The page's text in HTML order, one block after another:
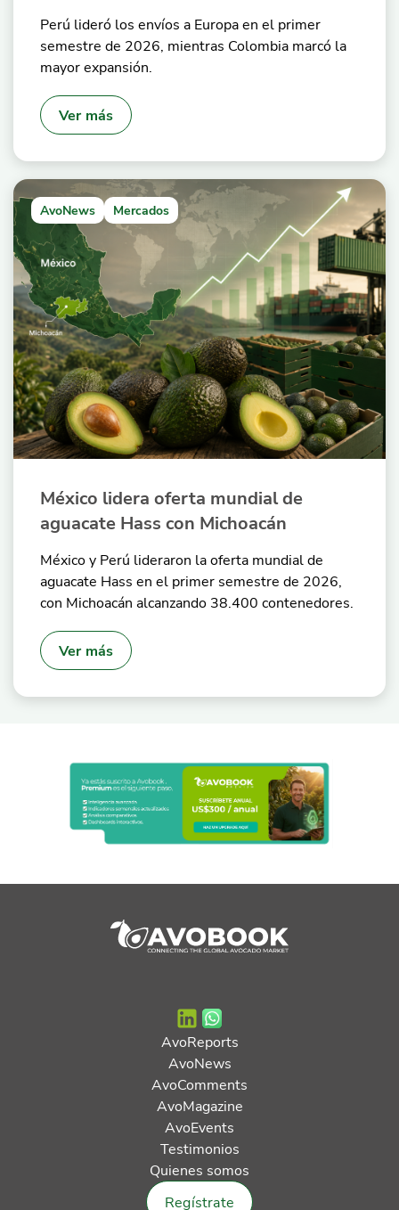
Perú lideró los envíos a Europa en el primer
semestre de 2026, mientras Colombia marcó la
mayor expansión.
Ver más
AvoNews Mercados
México lidera oferta mundial de
aguacate Hass con Michoacán
México y Perú lideraron la oferta mundial de
aguacate Hass en el primer semestre de 2026,
con Michoacán alcanzando 38.400 contenedores.
Ver más
AvoReports
AvoNews
AvoComments
AvoMagazine
AvoEvents
Testimonios
Quienes somos
Regístrate